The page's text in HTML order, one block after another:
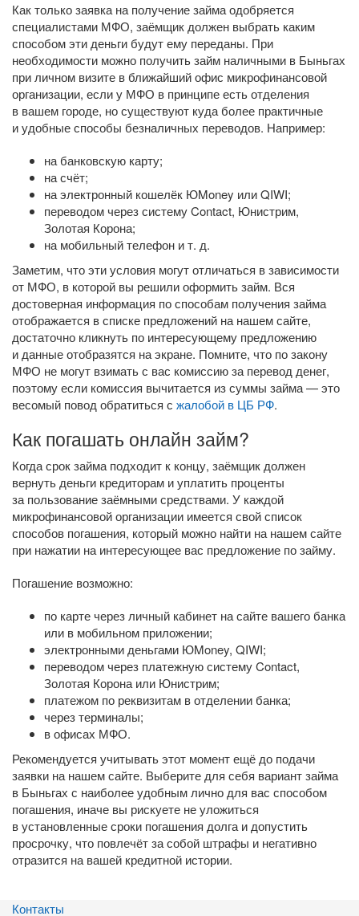
Как только заявка на получение займа одобряется
специалистами МФО, заёмщик должен выбрать каким
способом эти деньги будут ему переданы. При
необходимости можно получить займ наличными в Быньгах
при личном визите в ближайший офис микрофинансовой
организации, если у МФО в принципе есть отделения
в вашем городе, но существуют куда более практичные
и удобные способы безналичных переводов. Например:
на банковскую карту;
на счёт;
на электронный кошелёк ЮMoney или QIWI;
переводом через систему Contact, Юнистрим,
Золотая Корона;
на мобильный телефон и т. д.
Заметим, что эти условия могут отличаться в зависимости
от МФО, в которой вы решили оформить займ. Вся
достоверная информация по способам получения займа
отображается в списке предложений на нашем сайте,
достаточно кликнуть по интересующему предложению
и данные отобразятся на экране. Помните, что по закону
МФО не могут взимать с вас комиссию за перевод денег,
поэтому если комиссия вычитается из суммы займа — это
весомый повод обратиться с жалобой в ЦБ РФ.
Как погашать онлайн займ?
Когда срок займа подходит к концу, заёмщик должен
вернуть деньги кредиторам и уплатить проценты
за пользование заёмными средствами. У каждой
микрофинансовой организации имеется свой список
способов погашения, который можно найти на нашем сайте
при нажатии на интересующее вас предложение по займу.
Погашение возможно:
по карте через личный кабинет на сайте вашего банка
или в мобильном приложении;
электронными деньгами ЮMoney, QIWI;
переводом через платежную систему Contact,
Золотая Корона или Юнистрим;
платежом по реквизитам в отделении банка;
через терминалы;
в офисах МФО.
Рекомендуется учитывать этот момент ещё до подачи
заявки на нашем сайте. Выберите для себя вариант займа
в Быньгах с наиболее удобным лично для вас способом
погашения, иначе вы рискуете не уложиться
в установленные сроки погашения долга и допустить
просрочку, что повлечёт за собой штрафы и негативно
отразится на вашей кредитной истории.
Контакты